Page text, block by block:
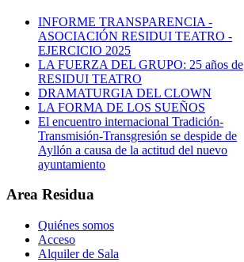
INFORME TRANSPARENCIA -
ASOCIACIÓN RESIDUI TEATRO -
EJERCICIO 2025
LA FUERZA DEL GRUPO: 25 años de
RESIDUI TEATRO
DRAMATURGIA DEL CLOWN
LA FORMA DE LOS SUEÑOS
El encuentro internacional Tradición-
Transmisión-Transgresión se despide de
Ayllón a causa de la actitud del nuevo
ayuntamiento
Area Residua
Quiénes somos
Acceso
Alquiler de Sala